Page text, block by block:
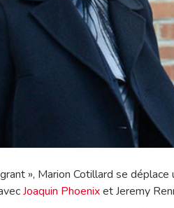
», Marion Cotillard se
Joaquin Phoenixet Jeremy